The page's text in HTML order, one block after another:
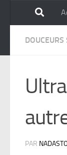
Skip to content
DOUCEURS
PAR